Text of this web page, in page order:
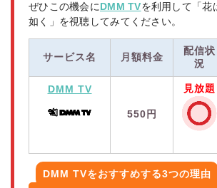
ぜひこの機会に DMM TVを利用して「花
如く」を視聴してみてください。
サービス名 月額料金
配信状
況
DMM TV
550円
見放題
DMM TVをおすすめする3つの理由